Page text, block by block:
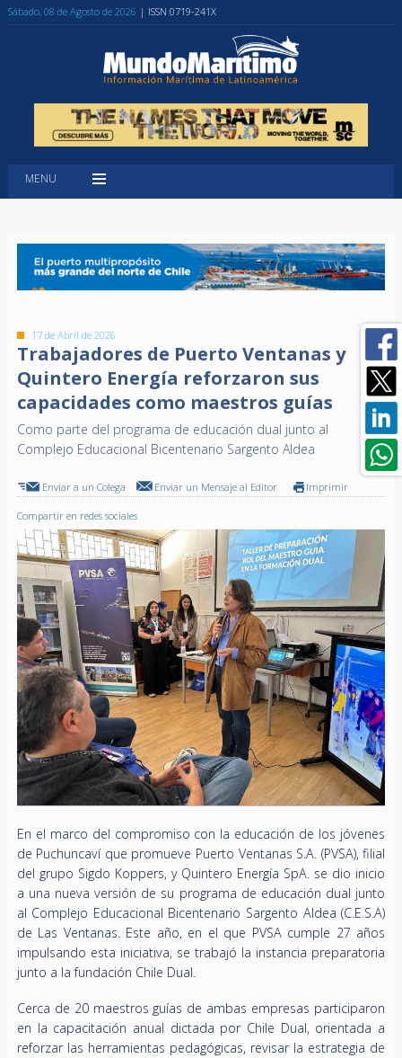
Sábado, 08 de Agosto de 2026 | ISSN 0719-241X
MENU
17 de Abril de 2026
Trabajadores de Puerto Ventanas y
Quintero Energía reforzaron sus
capacidades como maestros guías
Como parte del programa de educación dual junto al
Complejo Educacional Bicentenario Sargento Aldea
Enviar a un Colega Enviar un Mensaje al Editor Imprimir
Compartir en redes sociales
En el marco del compromiso con la educación de los jóvenes
de Puchuncaví que promueve Puerto Ventanas S.A. (PVSA), filial
del grupo Sigdo Koppers, y Quintero Energía SpA. se dio inicio
a una nueva versión de su programa de educación dual junto
al Complejo Educacional Bicentenario Sargento Aldea (C.E.S.A)
de Las Ventanas. Este año, en el que PVSA cumple 27 años
impulsando esta iniciativa, se trabajó la instancia preparatoria
junto a la fundación Chile Dual.
Cerca de 20 maestros guías de ambas empresas participaron
en la capacitación anual dictada por Chile Dual, orientada a
reforzar las herramientas pedagógicas, revisar la estrategia de